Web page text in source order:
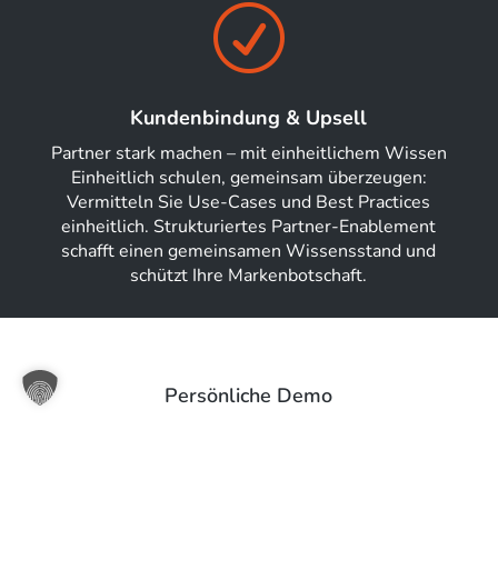
R
Kundenbindung & Upsell
Partner stark machen – mit einheitlichem Wissen
Einheitlich schulen, gemeinsam überzeugen:
Vermitteln Sie Use-Cases und Best Practices
einheitlich. Strukturiertes Partner-Enablement
schafft einen gemeinsamen Wissensstand und
schützt Ihre Markenbotschaft.
Persönliche Demo